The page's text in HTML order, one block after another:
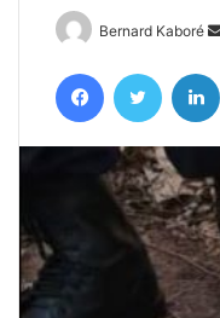
Bernard Kaboré
FacebookTwitter